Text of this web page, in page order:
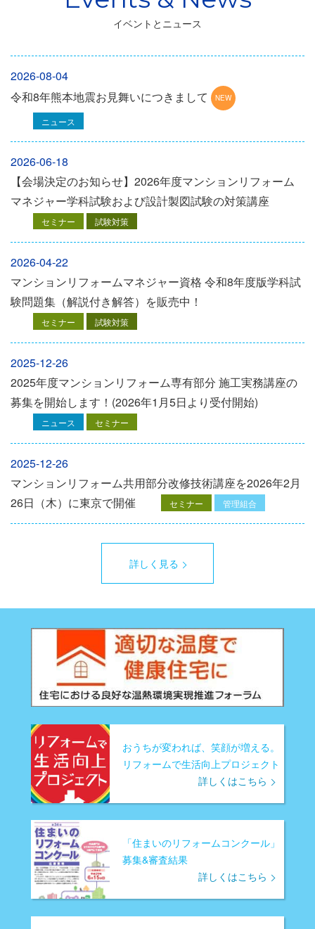
イベントとニュース
2026-08-04
令和8年熊本地震お見舞いにつきまして
ニュース
2026-06-18
【会場決定のお知らせ】2026年度マンションリフォーム
マネジャー学科試験および設計製図試験の対策講座
セミナー 試験対策
2026-04-22
マンションリフォームマネジャー資格 令和8年度版学科試
験問題集（解説付き解答）を販売中！
セミナー 試験対策
2025-12-26
2025年度マンションリフォーム専有部分 施工実務講座の
募集を開始します！(2026年1月5日より受付開始)
ニュース セミナー
2025-12-26
マンションリフォーム共用部分改修技術講座を2026年2月
26日（木）に東京で開催
セミナー 管理組合
詳しく見る
おうちが変われば、笑顔が増える。
リフォームで生活向上プロジェクト
詳しくはこちら
「住まいのリフォームコンクール」
募集&審査結果
詳しくはこちら